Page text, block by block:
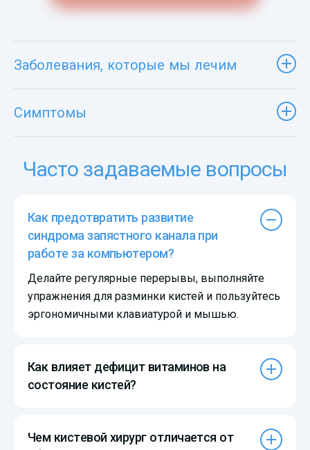
Заболевания, которые мы лечим
Симптомы
Часто задаваемые вопросы
Как предотвратить развитие
синдрома запястного канала при
работе за компьютером?
Делайте регулярные перерывы, выполняйте
упражнения для разминки кистей и пользуйтесь
эргономичными клавиатурой и мышью.
Как влияет дефицит витаминов на
состояние кистей?
Чем кистевой хирург отличается от